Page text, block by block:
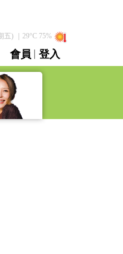
五)｜ 29°C 75%
會員 | 登入
直播 / 重溫